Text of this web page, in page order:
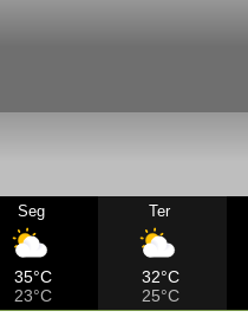
Seg
35°C
23°C
Ter
32°C
25°C